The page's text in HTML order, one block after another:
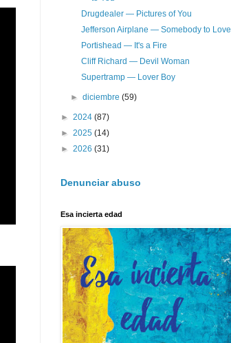
Drugdealer — Pictures of You
Jefferson Airplane — Somebody to Love
Portishead — It's a Fire
Cliff Richard — Devil Woman
Supertramp — Lover Boy
►diciembre(59)
► 2024 (87)
► 2025 (14)
► 2026 (31)
Denunciar abuso
Esa incierta edad